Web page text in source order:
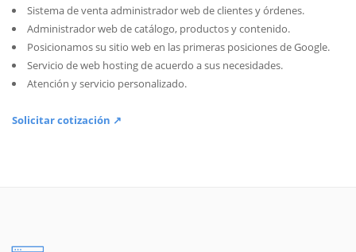
Sistema de venta administrador web de clientes y órdenes.
Administrador web de catálogo, productos y contenido.
Posicionamos su sitio web en las primeras posiciones de Google.
Servicio de web hosting de acuerdo a sus necesidades.
Atención y servicio personalizado.
Solicitar cotización ↗